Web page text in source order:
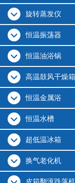
旋转蒸发仪
恒温振荡器
恒温油浴锅
高温鼓风干燥箱
恒温金属浴
恒温水槽
超低温冰箱
换气老化机